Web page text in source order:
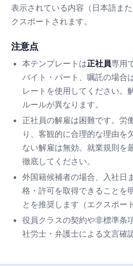
表示されている内容（日本語ま
クスポートされます。
注意点
本テンプレートは正社員専用
バイト・パート、嘱託の場合
レートを使用してください。
ルールが異なります。
正社員の解雇は困難です。労
り、客観的に合理的な理由を
ない解雇は無効。就業規則を
徹底してください。
外国籍候補者の場合、入社日
格・許可を取得できることを
とを推奨します（エクスポー
役員クラスの契約や非標準条
社労士・弁護士による文言確